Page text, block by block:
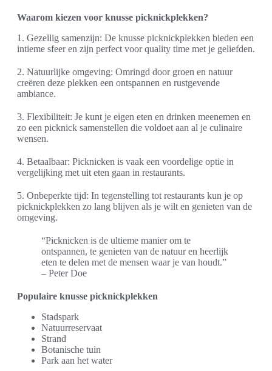
Waarom kiezen voor knusse picknickplekken?
1. Gezellig samenzijn: De knusse picknickplekken bieden een
intieme sfeer en zijn perfect voor quality time met je geliefden.
2. Natuurlijke omgeving: Omringd door groen en natuur
creëren deze plekken een ontspannen en rustgevende
ambiance.
3. Flexibiliteit: Je kunt je eigen eten en drinken meenemen en
zo een picknick samenstellen die voldoet aan al je culinaire
wensen.
4. Betaalbaar: Picknicken is vaak een voordelige optie in
vergelijking met uit eten gaan in restaurants.
5. Onbeperkte tijd: In tegenstelling tot restaurants kun je op
picknickplekken zo lang blijven als je wilt en genieten van de
omgeving.
“Picknicken is de ultieme manier om te
ontspannen, te genieten van de natuur en heerlijk
eten te delen met de mensen waar je van houdt.”
– Peter Doe
Populaire knusse picknickplekken
Stadspark
Natuurreservaat
Strand
Botanische tuin
Park aan het water